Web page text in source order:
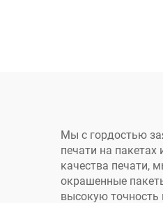
Мы с гордостью
печати на
качества печати,
окрашенные
высокую точность